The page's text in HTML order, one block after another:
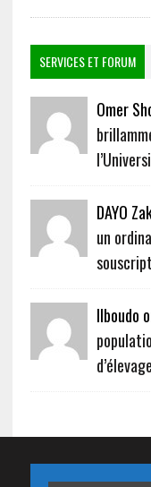
SERVICES ET FORUM
Omer
DAYO
un
Ilboudo